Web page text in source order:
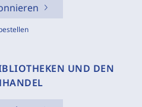
UND DEN